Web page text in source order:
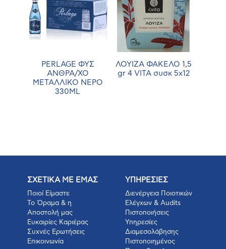
PERLAGE ΦΥΣ
ΑΝΘΡΑ/ΧΟ
ΜΕΤΑΛΛΙΚΟ ΝΕΡΟ
330ML
ΛΟΥΙΖΑ ΦΑΚΕΛΟ 1,5
gr 4 VITA συσκ 5χ12
ΣΧΕΤΙΚΑ ΜΕ ΕΜΑΣ
Ποιοί Είμαστε
Το Όραμα & η
Αποστολή μας
Ευκαιρίες Καριέρας
Συχνές Ερωτήσεις
Επικοινωνία
ΥΠΗΡΕΣΙΕΣ
Διενέργεια Ποιοτικών
Ελέγχων & Audits
Πιστοποιήσεις
Υπηρεσίες
Διαμεσολάβησης
Πιστοποιημένος